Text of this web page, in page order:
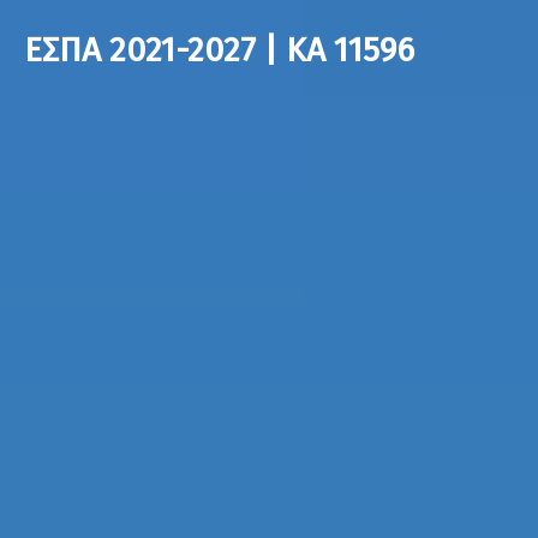
ΕΣΠΑ 2021-2027 | ΚΑ 11596